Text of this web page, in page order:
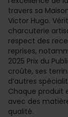
travers sa
Victor Hugo.
charcuterie
respect des
reprises,
2025 Prix du
croûte, ses
d’autres
Chaque produit
avec des
qualité.